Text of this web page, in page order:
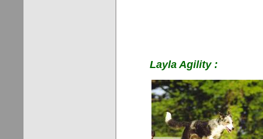
Layla Agility :